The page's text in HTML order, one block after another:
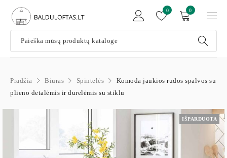
0
0
Pradžia Biuras Spintelės
Komoda jaukios rudos spalvos su
plieno detalėmis ir durelėmis su stiklu
IŠPARDUOTA